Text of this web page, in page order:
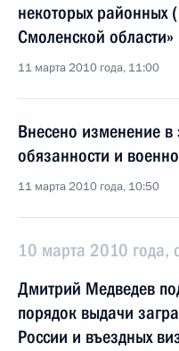
некоторых районных
Смоленской области»
11 марта 2010 года, 11:00
Внесено изменение
обязанности и
11 марта 2010 года, 10:50
10 марта 2010 года,
Дмитрий Медведев
порядок выдачи
России и въездных